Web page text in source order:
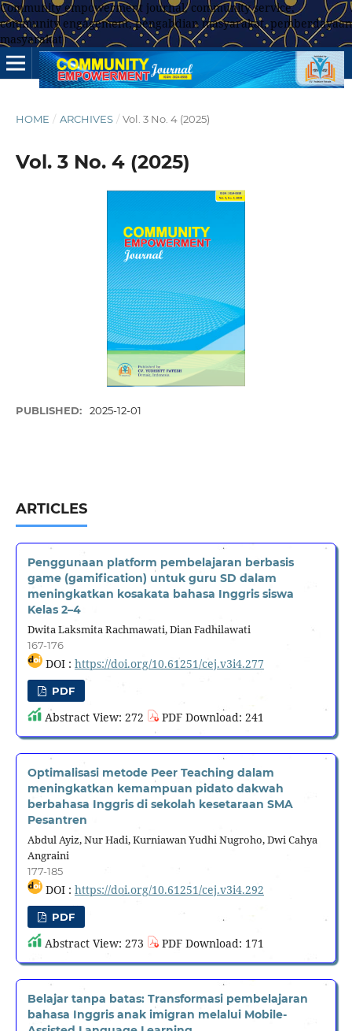
Community empowerment journal, community service,
community engagement, pengabdian masyarakat, pemberdayaan
masyarakat
HOME / ARCHIVES / Vol. 3 No. 4 (2025)
Vol. 3 No. 4 (2025)
PUBLISHED: 2025-12-01
ARTICLES
Penggunaan platform pembelajaran berbasis
game (gamification) untuk guru SD dalam
meningkatkan kosakata bahasa Inggris siswa
Kelas 2–4
Dwita Laksmita Rachmawati, Dian Fadhilawati
167-176
DOI : https://doi.org/10.61251/cej.v3i4.277
PDF
Abstract View: 272 PDF Download: 241
Optimalisasi metode Peer Teaching dalam
meningkatkan kemampuan pidato dakwah
berbahasa Inggris di sekolah kesetaraan SMA
Pesantren
Abdul Ayiz, Nur Hadi, Kurniawan Yudhi Nugroho, Dwi Cahya
Angraini
177-185
DOI : https://doi.org/10.61251/cej.v3i4.292
PDF
Abstract View: 273 PDF Download: 171
Belajar tanpa batas: Transformasi pembelajaran
bahasa Inggris anak imigran melalui Mobile-